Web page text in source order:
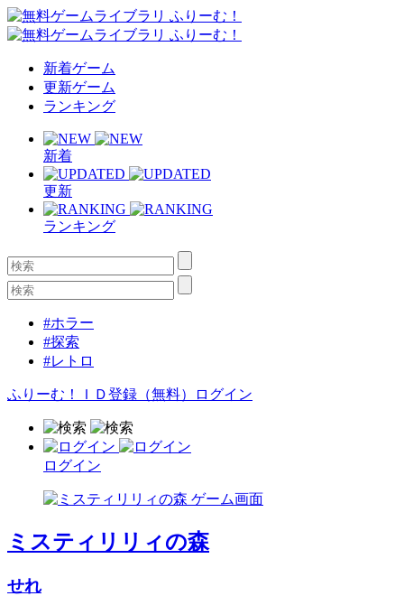
新着ゲーム
更新ゲーム
ランキング
新着
更新
ランキング
#ホラー
#探索
#レトロ
ふりーむ！ＩＤ登録（無料） ログイン
ログイン
ミスティリリィの森
せれ